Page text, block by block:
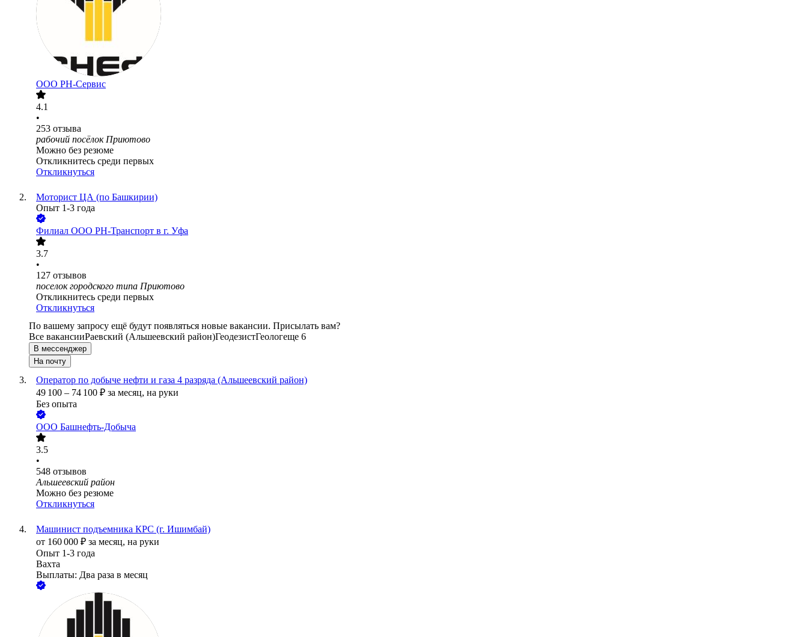
ООО РН-Сервис
4.1
•
253 отзыва
рабочий посёлок Приютово
Можно без резюме
Откликнитесь среди первых
Откликнуться
Моторист ЦА (по Башкирии)
Опыт 1-3 года
Филиал ООО РН-Транспорт в г. Уфа
3.7
•
127 отзывов
поселок городского типа Приютово
Откликнитесь среди первых
Откликнуться
По вашему запросу ещё будут появляться новые вакансии. Присылать вам?
Все вакансииРаевский (Альшеевский район)ГеодезистГеологеще 6
В мессенджер
На почту
Оператор по добыче нефти и газа 4 разряда (Альшеевский район)
49 100 – 74 100 ₽ за месяц, на руки
Без опыта
ООО Башнефть-Добыча
3.5
•
548 отзывов
Альшеевский район
Можно без резюме
Откликнуться
Машинист подъемника КРС (г. Ишимбай)
от 160 000 ₽ за месяц, на руки
Опыт 1-3 года
Вахта
Выплаты: Два раза в месяц